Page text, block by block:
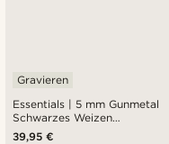
Essentials | 5 mm Gunmetal
Schwarzes Weizen
Kettenarmband
Gravieren
39,95 €